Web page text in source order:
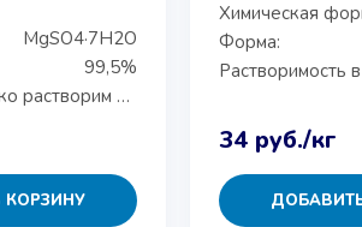
MgSO4·7H2O
99,5%
легко растворим в воде
КОРЗИНУ
Химическая
Форма:
Растворимость
34 руб./кг